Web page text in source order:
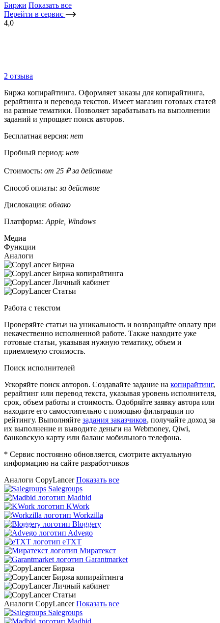
Биржи Показать все
Перейти в сервис
4,0
2 отзыва
Биржа копирайтинга. Оформляет заказы для копирайтинга,
рерайтинга и перевода текстов. Имеет магазин готовых статей
на разные тематики. Позволяет зарабатывать на выполнении
заданий и упрощает поиск авторов.
Бесплатная версия: нет
Пробный период: нет
Стоимость: от 25 ₽ за действие
Способ оплаты:за действие
Дислокация: облако
Платформа: Apple, Windows
Медиа
Функции
Аналоги
Работа с текстом
Проверяйте статьи на уникальность и возвращайте оплату при
некачественно исполненной работе. Также находите уже
готовые статьи, указывая нужную тематику, объем и
приемлемую стоимость.
Поиск исполнителей
Ускоряйте поиск авторов. Создавайте задание на копирайтинг,
рерайтинг или перевод текста, указывая уровень исполнителя,
срок, объем работы и стоимость. Одобряйте заявку автора или
находите его самостоятельно с помощью фильтрации по
рейтингу. Выполняйте задания заказчиков, получайте доход за
их выполнение и выводите деньги на Webmoney, Qiwi,
банковскую карту или баланс мобильного телефона.
* Сервис постоянно обновляется, смотрите актуальную
информацию на сайте разработчиков
Аналоги CopyLancer Показать все
Salegroups
Madbid
KWork
Workzilla
Bloggery
Advego
eTXT
Миратекст
Garantmarket
Аналоги CopyLancer Показать все
Salegroups
Madbid